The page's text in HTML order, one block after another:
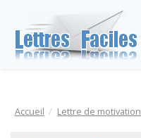
Accueil Lettre de motivation